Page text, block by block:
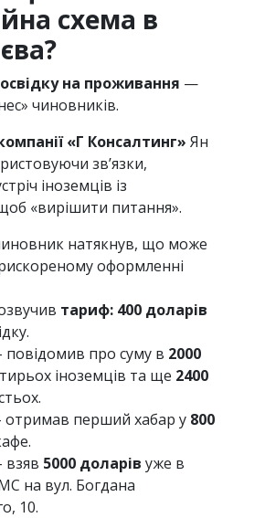
схема в
на проживання —
чиновників.
«Г Консалтинг» Ян
зв’язки,
іноземців із
«вирішити питання».
натякнув, що може
оформленні
тариф: 400 доларів
повідомив про суму в 2000
іноземців та ще 2400
отримав перший хабар у 800
взяв 5000 доларів уже в
на вул. Богдана
10.